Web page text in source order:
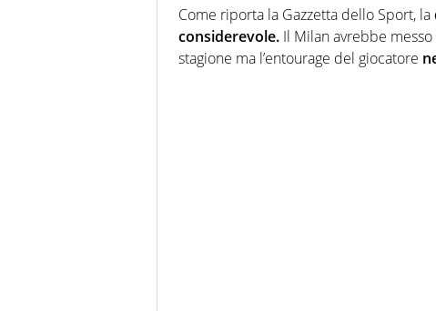
Come riporta la Gazzetta dello Sport, la
considerevole. Il Milan avrebbe
stagione ma l’entourage del giocatore